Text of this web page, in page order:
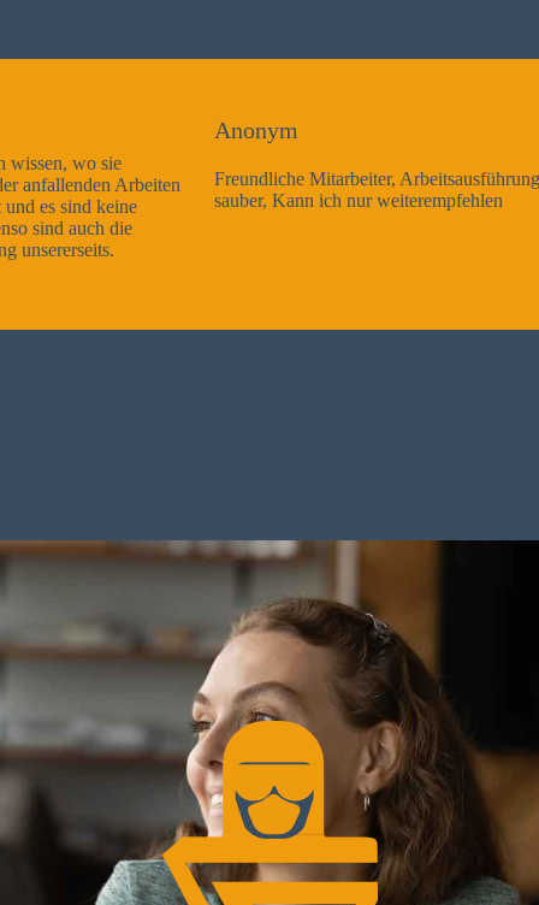
Freundliche Mitarbeiter, Arbeitsausführung sehr gut und sehr
sauber, Kann ich nur weiterempfehlen